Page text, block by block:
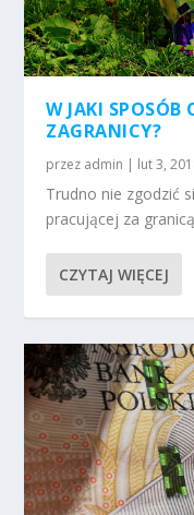
W JAKI SPOSÓB
ZAGRANICY?
przez admin | lut 3,
Trudno nie zgodzić
pracującej za
CZYTAJ WIĘCEJ